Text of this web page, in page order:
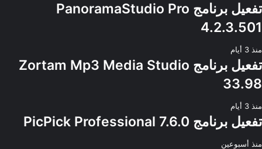
تفعيل برنامج PanoramaStudio Pro
4.2.3.501
منذ 3 أيام
تفعيل برنامج Zortam Mp3 Media Studio
33.98
منذ 3 أيام
تفعيل برنامج PicPick Professional 7.6.0
منذ أسبوعين